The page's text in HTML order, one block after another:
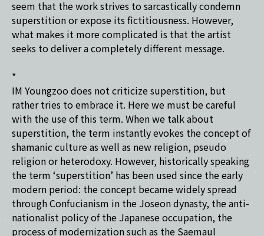
seem that the work strives to sarcastically condemn
superstition or expose its fictitiousness. However,
what makes it more complicated is that the artist
seeks to deliver a completely different message.
*
IM Youngzoo does not criticize superstition, but
rather tries to embrace it. Here we must be careful
with the use of this term. When we talk about
superstition, the term instantly evokes the concept of
shamanic culture as well as new religion, pseudo
religion or heterodoxy. However, historically speaking
the term ‘superstition’ has been used since the early
modern period: the concept became widely spread
through Confucianism in the Joseon dynasty, the anti-
nationalist policy of the Japanese occupation, the
process of modernization such as the Saemaul